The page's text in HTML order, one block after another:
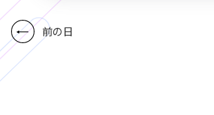
前の日